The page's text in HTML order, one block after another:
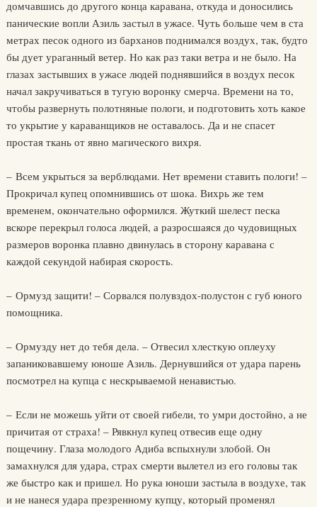
домчавшись до другого конца каравана, откуда и доносились
панические вопли Азиль застыл в ужасе. Чуть больше чем в ста
метрах песок одного из барханов поднимался воздух, так, будто
бы дует ураганный ветер. Но как раз таки ветра и не было. На
глазах застывших в ужасе людей поднявшийся в воздух песок
начал закручиваться в тугую воронку смерча. Времени на то,
чтобы развернуть полотняные пологи, и подготовить хоть какое
то укрытие у караванщиков не оставалось. Да и не спасет
простая ткань от явно магического вихря.
– Всем укрыться за верблюдами. Нет времени ставить пологи! –
Прокричал купец опомнившись от шока. Вихрь же тем
временем, окончательно оформился. Жуткий шелест песка
вскоре перекрыл голоса людей, а разросшаяся до чудовищных
размеров воронка плавно двинулась в сторону каравана с
каждой секундой набирая скорость.
– Ормузд защити! – Сорвался полувздох-полустон с губ юного
помощника.
– Ормузду нет до тебя дела. – Отвесил хлесткую оплеуху
запаниковавшему юноше Азиль. Дернувшийся от удара парень
посмотрел на купца с нескрываемой ненавистью.
– Если не можешь уйти от своей гибели, то умри достойно, а не
причитая от страха! – Рявкнул купец отвесив еще одну
пощечину. Глаза молодого Адиба вспыхнули злобой. Он
замахнулся для удара, страх смерти вылетел из его головы так
же быстро как и пришел. Но рука юноши застыла в воздухе, так
и не нанеся удара презренному купцу, который променял